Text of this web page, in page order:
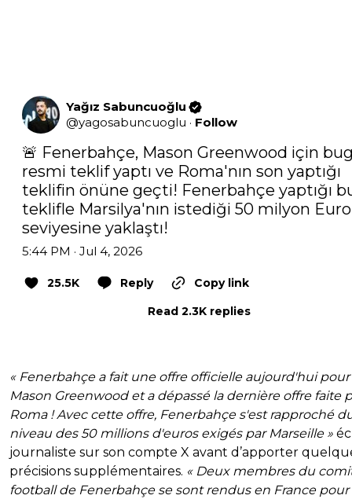
Yağız Sabuncuoğlu
@yagosabuncuoglu · Follow
🚨 Fenerbahçe, Mason Greenwood için
resmi teklif yaptı ve Roma'nın son yaptığı
teklifin önüne geçti! Fenerbahçe yaptığı
teklifle Marsilya'nın istediği 50 milyon Euro
seviyesine yaklaştı!
5:44 PM · Jul 4, 2026
25.5K Reply
Copy link
Read 2.3K replies
« Fenerbahçe a fait une offre officielle aujourd'hui pour
Mason Greenwood et a dépassé la dernière offre faite
Roma ! Avec cette offre, Fenerbahçe s'est rapproché
niveau des 50 millions d'euros exigés par Marseille »
journaliste sur son compte X avant d’apporter
précisions supplémentaires. « Deux membres du
football de Fenerbahçe se sont rendus en France pour